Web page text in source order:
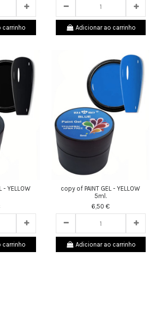
carrinho Adicionar ao carrinho
- YELLOW
carrinho
copy of PAINT GEL - YELLOW
5ml.
6,50 €
Adicionar ao carrinho